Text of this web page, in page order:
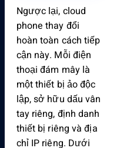
Ngược lại, cloud
phone thay đổi
hoàn toàn cách tiếp
cận này. Mỗi điện
thoại đám mây là
một thiết bị ảo độc
lập, sở hữu dấu vân
tay riêng, định danh
thiết bị riêng và địa
chỉ IP riêng. Dưới